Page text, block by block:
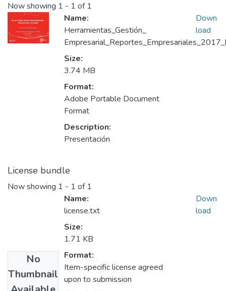
Now showing 1 - 1 of 1
Name:
Herramientas_Gestión_
Size:
3.74 MB
Format:
Adobe Portable Document
Format
Description:
Presentación
Down
load
License bundle
Now showing 1 - 1 of 1
No
Thumbnail
Name:
license.txt
Size:
1.71 KB
Format:
Item-specific license agreed
upon to submission
Down
load